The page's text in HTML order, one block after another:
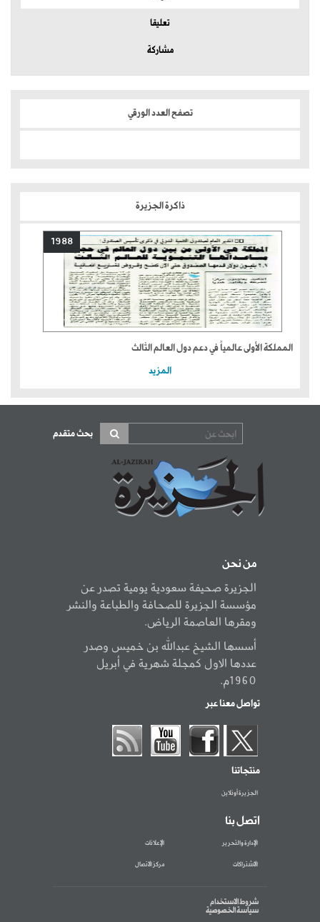
تعليقا
مشاركة
تصفح العدد الورقي
ذاكرة الجزيرة
1988
المملكة الأولى عالمياً في دعم دول العالم الثالث
المزيد
بحث متقدم
من نحن
الجزيرة صحيفة سعودية يومية تصدر عن
مؤسسة الجزيرة للصحافة والطباعة والنشر
ومقرها العاصمة الرياض.
أسسها الشيخ عبدالله بن خميس وصدر
عددها الاول كمجلة شهرية في أبريل
1960م.
تواصل معنا عبر
منتجاتنا
الجزيرة أونلاين
اتصل بنا
الإدارة والتحرير الإعلانات
الاشتراكات مركز الاتصال
شروط الاستخدام
سياسة الخصوصية